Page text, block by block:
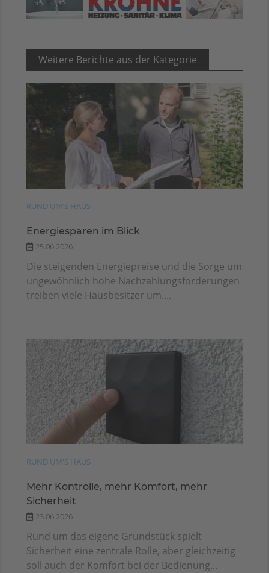
Weitere Berichte aus der Kategorie
RUND UM'S HAUS
Energiesparen im Blick
25.06.2026
Die steigenden Energiepreise und die Sorge um
ungewöhnlich hohe Nachzahlungsforderungen
treiben viele Hausbesitzer um....
RUND UM'S HAUS
Mehr Kontrolle, mehr Komfort, mehr
Sicherheit
23.06.2026
Rund um das eigene Grundstück spielt
Sicherheit eine zentrale Rolle, aber gleichzeitig
soll auch der Komfort bei der Bedienung...